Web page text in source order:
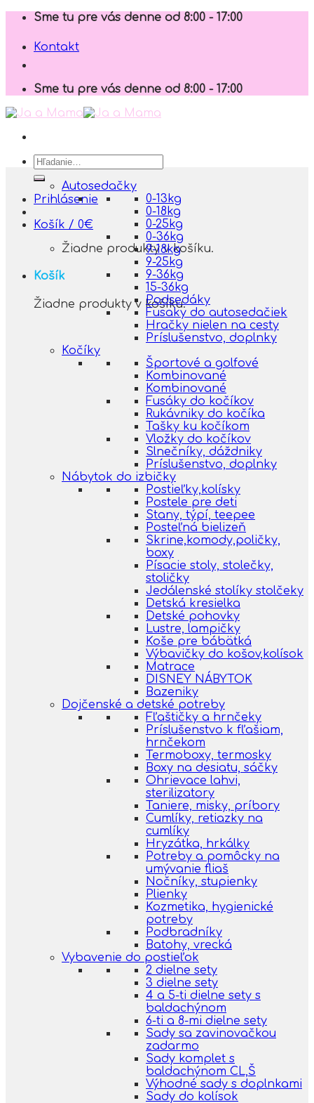
Skip
content
Sme tu pre vás denne od 8:00 - 17:00
Kontakt
Sme tu pre vás denne od 8:00 - 17:00
Hľadať:
Prihlásenie
Košík / 0€
Žiadne produkty v košíku.
Košík
Žiadne produkty v košíku.
Autosedačky
0-13kg
0-18kg
0-25kg
0-36kg
9-18kg
9-25kg
9-36kg
15-36kg
Podsedáky
Fusaky do autosedačiek
Hračky nielen na cesty
Príslušenstvo, doplnky
Kočíky
Športové a golfové
Kombinované
Kombinované
Fusáky do kočíkov
Rukávniky do kočíka
Tašky ku kočíkom
Vložky do kočíkov
Slnečníky, dáždniky
Príslušenstvo, doplnky
Nábytok do izbičky
Postieľky,kolísky
Postele pre deti
Stany, týpí, teepee
Posteľná bielizeň
Skrine,komody,poličky,
boxy
Písacie stoly, stolečky,
stoličky
Jedálenské stolíky stolčeky
Detská kresielka
Detské pohovky
Lustre, lampičky
Koše pre bábätká
Výbavičky do košov,kolísok
Matrace
DISNEY NÁBYTOK
Bazeniky
Dojčenské a detské potreby
Fľaštičky a hrnčeky
Príslušenstvo k fľašiam,
hrnčekom
Termoboxy, termosky
Boxy na desiatu, sáčky
Ohrievace lahvi,
sterilizatory
Taniere, misky, príbory
Cumlíky, retiazky na
cumlíky
Hryzátka, hrkálky
Potreby a pomôcky na
umývanie fliaš
Nočníky, stupienky
Plienky
Kozmetika, hygienické
potreby
Podbradníky
Batohy, vrecká
Vybavenie do postieľok
2 dielne sety
3 dielne sety
4 a 5-ti dielne sety s
baldachýnom
6-ti a 8-mi dielne sety
Sady sa zavinovačkou
zadarmo
Sady komplet s
baldachýnom CL,Š
Výhodné sady s doplnkami
Sady do kolísok